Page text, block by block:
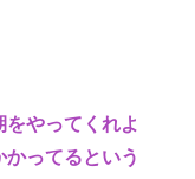
やってくれよ
ってるという